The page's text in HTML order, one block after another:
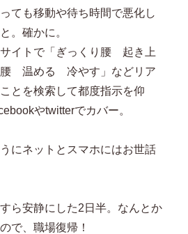
ても移動や待ち時間で悪化し
。確かに。
イトで「ぎっくり腰 起き上
腰 温める 冷やす」などリア
とを検索して都度指示を仰
やtwitterでカバー。
にネットとスマホにはお世話
ら安静にした2日半。なんとか
で、職場復帰！